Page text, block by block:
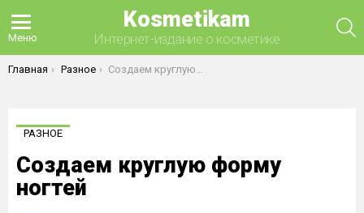
Меню
Kosmetikam
Интернет-издание о косметике
Вы здесь:
Главная Разное Создаем круглую форму ногтей
РАЗНОЕ
Создаем круглую форму
ногтей